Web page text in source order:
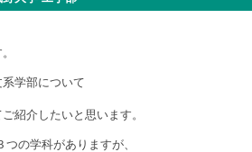
学部について
紹介したいと思います。
の学科がありますが、